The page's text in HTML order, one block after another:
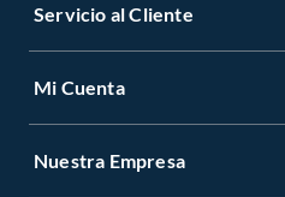
Servicio al Cliente
Mi Cuenta
Nuestra Empresa